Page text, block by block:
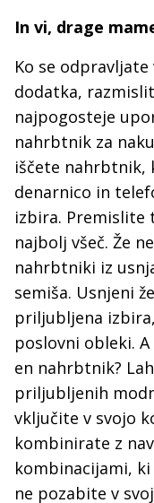
In vi, drage
Ko se
dodatka,
najpogosteje
nahrbtnik za
iščete nahrbtnik,
denarnico in
izbira. Premislite
najbolj všeč. Že
nahrbtniki iz
semiša. Usnjeni
priljubljena
poslovni obleki.
en nahrbtnik?
priljubljenih
vključite v svojo
kombinirate z
kombinacijami,
ne pozabite v